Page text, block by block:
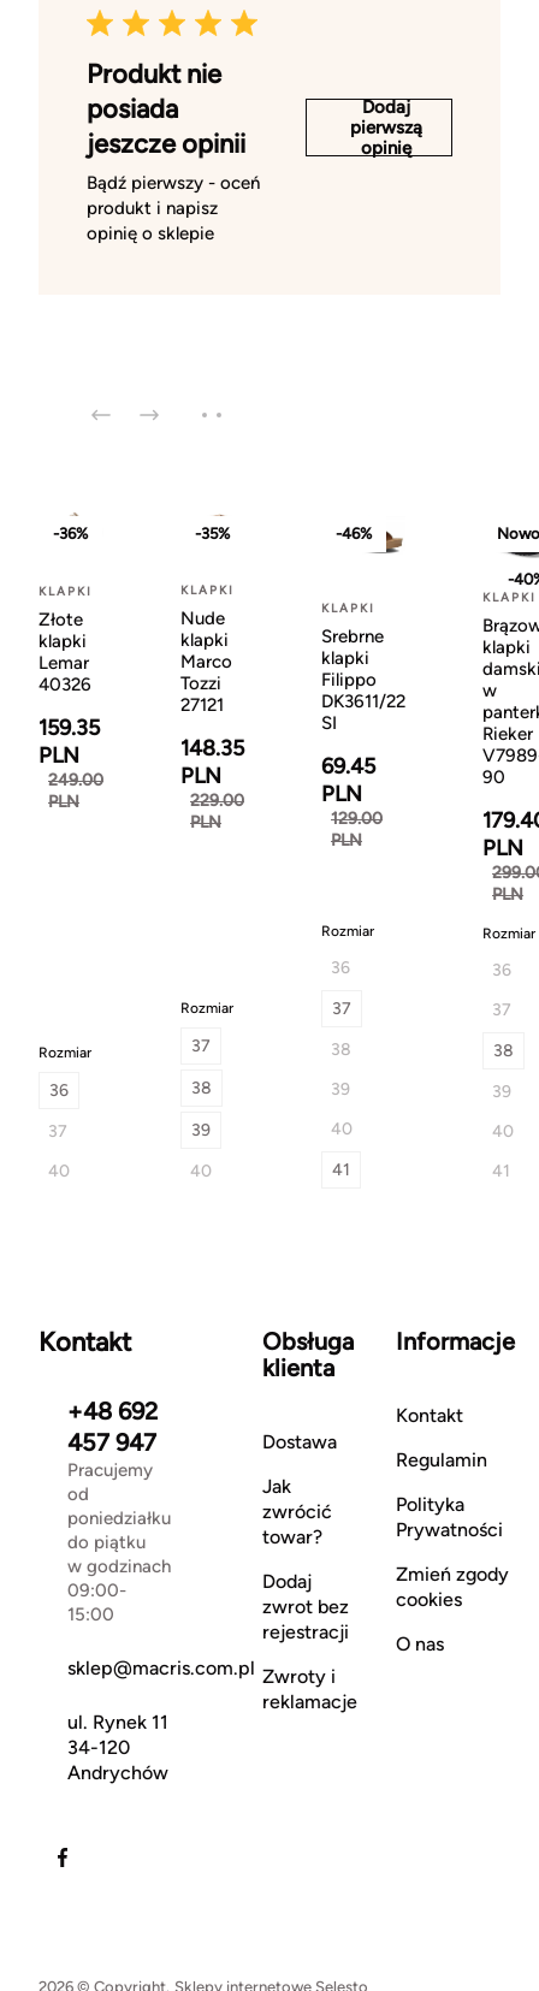
Produkt nie
posiada
jeszcze opinii
Bądź pierwszy - oceń
produkt i napisz
opinię o sklepie
Dodaj
pierwszą
opinię
-36%
KLAPKI
Złote
klapki
Lemar
40326
159.35
PLN
249.00
PLN
Rozmiar
36
37
40
-35%
KLAPKI
Nude
klapki
Marco
Tozzi
27121
148.35
PLN
229.00
PLN
Rozmiar
37
38
39
40
-46%
KLAPKI
Srebrne
klapki
Filippo
DK3611/22
SI
69.45
PLN
129.00
PLN
Rozmiar
36
37
38
39
40
41
-
KLAPKI
klapki
w
Rieker
90
PLN
PLN
Rozmiar
36
37
38
39
40
41
Kontakt
+48 692
457 947
Pracujemy
od
poniedziałku
do piątku
w godzinach
09:00-
15:00
sklep@macris.com.pl
ul. Rynek 11
34-120
Andrychów
Obsługa
klienta
Dostawa
Jak
zwrócić
towar?
Dodaj
zwrot bez
rejestracji
Zwroty i
reklamacje
Informacje
Kontakt
Regulamin
Polityka
Prywatności
Zmień zgody
cookies
O nas
2026 © Copyright. Sklepy internetowe Selesto